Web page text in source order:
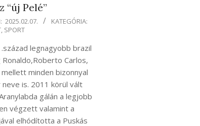
“új Pelé”
2025.02.07.
KATEGÓRIA:
, SPORT
legnagyobb brazil
Carlos,
minden bizonnyal
is. 2011 körül vált
gálán a legjobb
végzett valamint a
elhódította a Puskás